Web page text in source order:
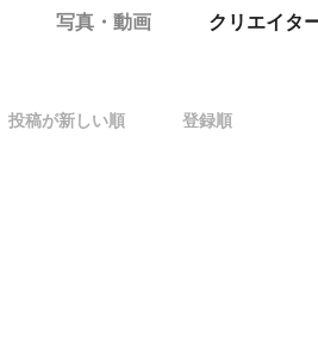
写真・動画 クリエイタ
投稿が新しい順 登録順